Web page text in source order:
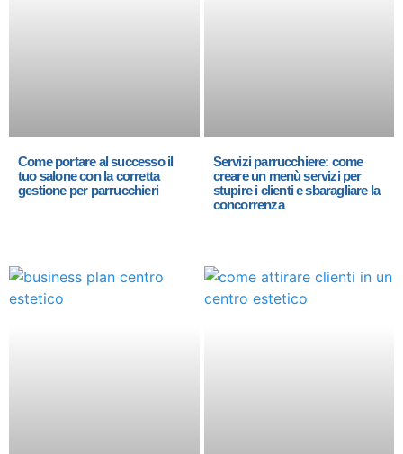
Come portare al successo il
tuo salone con la corretta
gestione per parrucchieri
Servizi parrucchiere: come
creare un menù servizi per
stupire i clienti e sbaragliare la
concorrenza